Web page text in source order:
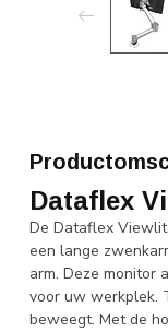
Dataflex
De Dataflex
een lange
arm. Deze monitor
voor uw werkplek.
beweegt. Met de